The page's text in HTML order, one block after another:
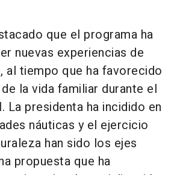
que el programa ha
nuevas experiencias de
al tiempo que ha favorecido
la vida familiar durante el
La presidenta ha incidido en
náuticas y el ejercicio
han sido los ejes
propuesta que ha